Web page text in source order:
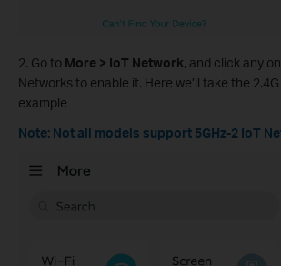
2. Go to More > IoT Network, and click any
Networks to enable it. Here we’ll take the
example
Note: Not all models support 5GHz-2 IoT